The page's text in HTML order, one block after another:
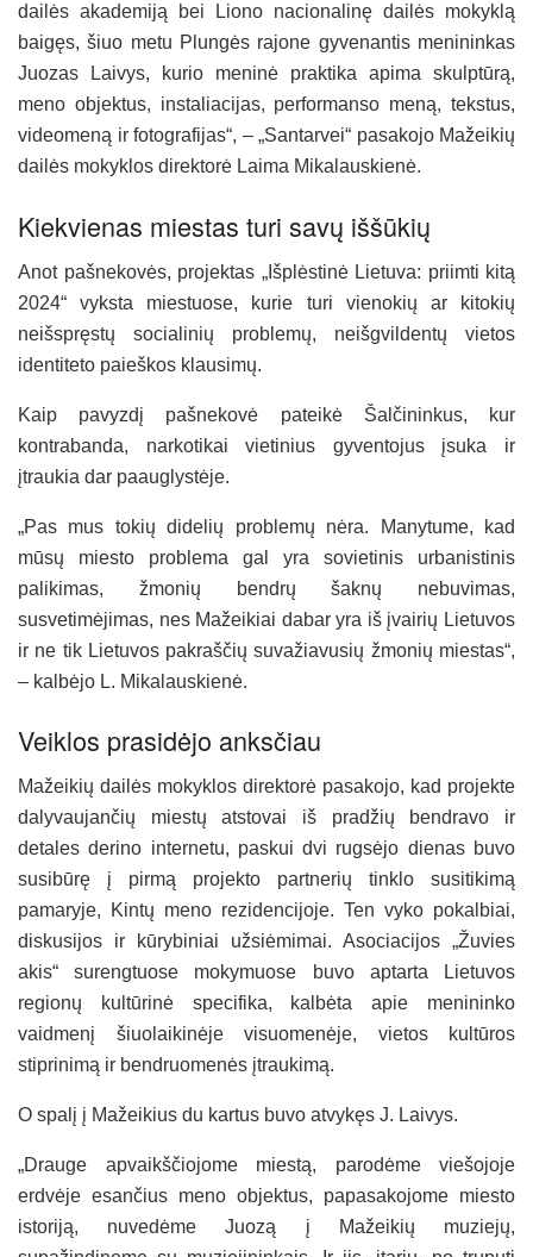
dailės akademiją bei Liono nacionalinę dailės mokyklą
baigęs, šiuo metu Plungės rajone gyvenantis menininkas
Juozas Laivys, kurio meninė praktika apima skulptūrą,
meno objektus, instaliacijas, performanso meną, tekstus,
videomeną ir fotografijas“, – „Santarvei“ pasakojo Mažeikių
dailės mokyklos direktorė Laima Mikalauskienė.
Kiekvienas miestas turi savų iššūkių
Anot pašnekovės, projektas „Išplėstinė Lietuva: priimti kitą
2024“ vyksta miestuose, kurie turi vienokių ar kitokių
neišspręstų socialinių problemų, neišgvildentų vietos
identiteto paieškos klausimų.
Kaip pavyzdį pašnekovė pateikė Šalčininkus, kur
kontrabanda, narkotikai vietinius gyventojus įsuka ir
įtraukia dar paauglystėje.
„Pas mus tokių didelių problemų nėra. Manytume, kad
mūsų miesto problema gal yra sovietinis urbanistinis
palikimas, žmonių bendrų šaknų nebuvimas,
susvetimėjimas, nes Mažeikiai dabar yra iš įvairių Lietuvos
ir ne tik Lietuvos pakraščių suvažiavusių žmonių miestas“,
– kalbėjo L. Mikalauskienė.
Veiklos prasidėjo anksčiau
Mažeikių dailės mokyklos direktorė pasakojo, kad projekte
dalyvaujančių miestų atstovai iš pradžių bendravo ir
detales derino internetu, paskui dvi rugsėjo dienas buvo
susibūrę į pirmą projekto partnerių tinklo susitikimą
pamaryje, Kintų meno rezidencijoje. Ten vyko pokalbiai,
diskusijos ir kūrybiniai užsiėmimai. Asociacijos „Žuvies
akis“ surengtuose mokymuose buvo aptarta Lietuvos
regionų kultūrinė specifika, kalbėta apie menininko
vaidmenį šiuolaikinėje visuomenėje, vietos kultūros
stiprinimą ir bendruomenės įtraukimą.
O spalį į Mažeikius du kartus buvo atvykęs J. Laivys.
„Drauge apvaikščiojome miestą, parodėme viešojoje
erdvėje esančius meno objektus, papasakojome miesto
istoriją, nuvedėme Juozą į Mažeikių muziejų,